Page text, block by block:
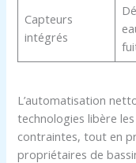
Capteurs
intégrés
L’automatisation
technologies libère
contraintes, tout en
propriétaires de